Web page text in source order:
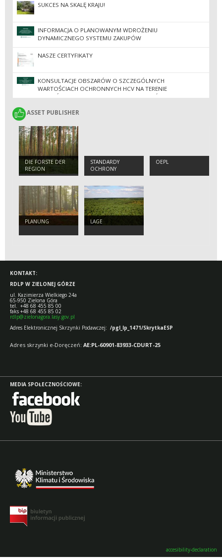
SUKCES NA SKALĘ KRAJU!
INFORMACJA O PLANOWANYM WDROŻENIU
DYNAMICZNEGO SYSTEMU ZAKUPÓW
NASZE CERTYFIKATY
KONSULTACJE OBSZARÓW O SZCZEGÓLNYCH
WARTOŚCIACH OCHRONNYCH HCV NA TERENIE
NADLEŚNICTW REGIONALNEJ DYREKCJI LASÓW
ASSET PUBLISHER
ASSET PUBLISHER
DIE FORSTE DER
REGION
STANDARDY
OCHRONY
MAŁOLETNICH
OEPL
PLANUNG LAGE
KONTAKT:
RDLP W ZIELONEJ GÓRZE
ul. Kazimierza Wielkiego 24a
65-950 Zielona Góra
tel. +48 68 455 85 00
faks +48 68 455 85 02
rdlp@zielonagora.lasy.gov.pl
Adres Elektronicznej Skrzynki Podawczej: /pgl_lp_1471/SkrytkaESP
Adres skrzynki e-Doręczeń: AE:PL-60901-83933-CDURT-25
MEDIA SPOŁECZNOŚCIOWE:
accesibility-declaration